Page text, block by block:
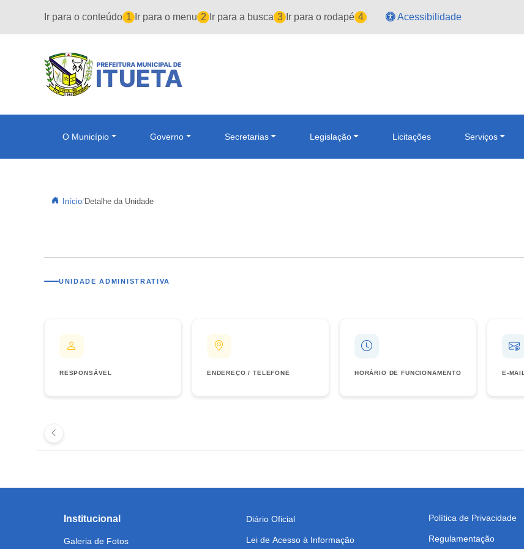
Ir para o conteúdo 1 Ir para o menu 2 Ir para a busca 3 Ir para o rodapé 4 Acessibilidade
O Município Governo Secretarias Legislação Licitações Serviços
Início Detalhe da Unidade
UNIDADE ADMINISTRATIVA
RESPONSÁVEL ENDEREÇO / TELEFONE HORÁRIO DE FUNCIONAMENTO E-MAIL
Institucional
Galeria de Fotos
Diário Oficial
Lei de Acesso à Informação
Política de Privacidade
Regulamentação